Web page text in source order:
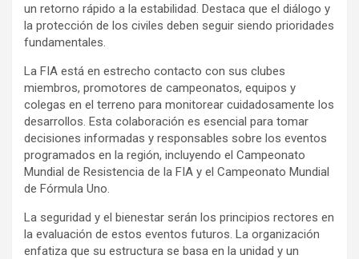
un retorno rápido a la estabilidad. Destaca que el diálogo y
la protección de los civiles deben seguir siendo prioridades
fundamentales.
La FIA está en estrecho contacto con sus clubes
miembros, promotores de campeonatos, equipos y
colegas en el terreno para monitorear cuidadosamente los
desarrollos. Esta colaboración es esencial para tomar
decisiones informadas y responsables sobre los eventos
programados en la región, incluyendo el Campeonato
Mundial de Resistencia de la FIA y el Campeonato Mundial
de Fórmula Uno.
La seguridad y el bienestar serán los principios rectores en
la evaluación de estos eventos futuros. La organización
enfatiza que su estructura se basa en la unidad y un